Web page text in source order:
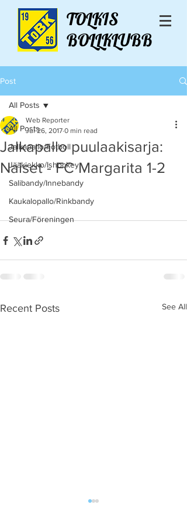
TOLKIS
BOLLKLUBB
Post
All Posts
Jalkapallo/Fotboll
Jääkiekko/Ishockey
Salibandy/Innebandy
Kaukalopallo/Rinkbandy
Seura/Föreningen
All Posts
Jalkapallo puulaakisarja:
Naiset - FC Margarita 1-2
Web Reporter
Jul 26, 2017 0 min read
Recent Posts See All